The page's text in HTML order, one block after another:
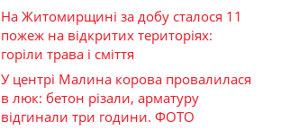
На Житомирщині за добу сталося 11
пожеж на відкритих територіях:
горіли трава і сміття
У центрі Малина корова провалилася
в люк: бетон різали, арматуру
відгинали три години. ФОТО